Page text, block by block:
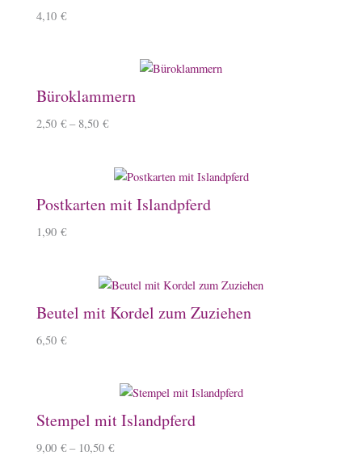
4,10 €
Büroklammern
2,50 € – 8,50 €
Postkarten mit Islandpferd
1,90 €
Beutel mit Kordel zum Zuziehen
6,50 €
Stempel mit Islandpferd
9,00 € – 10,50 €